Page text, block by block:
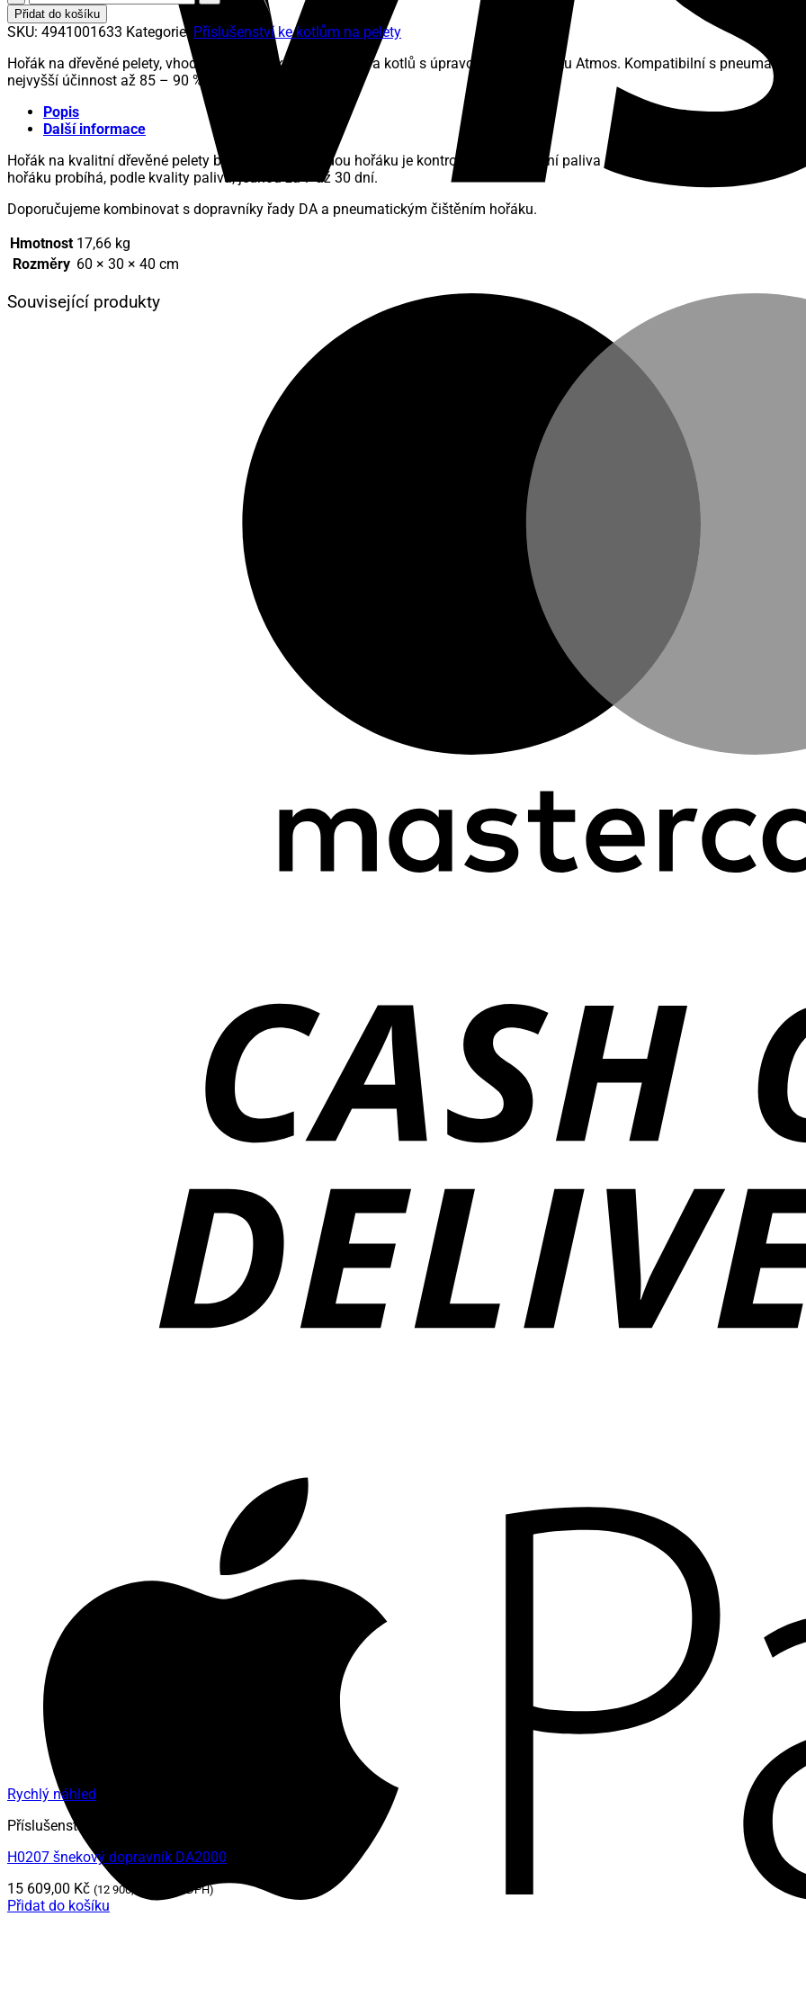
Hořák
na
ATMOS
A25
Přidat do košíku
SKU: 4941001633 Kategorie: Příslušenství ke kotlům na pelety
Hořák na dřevěné pelety, vhodný do všech kotlů na pelety a kotlů s úpravou ze sortimentu Atmos. Kompatibilní s
nejvyšší účinnost až 85 – 90 %.
Popis
Další informace
Hořák na kvalitní dřevěné pelety bez příměsí. Výhodou hořáku je kontrolované dohoření paliva po natopení objektu, plná
hořáku probíhá, podle kvality paliva, jednou za 7 až 30 dní.
Doporučujeme kombinovat s dopravníky řady DA a pneumatickým čištěním hořáku.
Hmotnost 17,66 kg
Rozměry 60 × 30 × 40 cm
Související produkty
Rychlý náhled
Příslušenství ke kotlům na pelety
H0207 šnekový dopravník DA2000
15 609,00 Kč (12 900,00 bez DPH)
Přidat do košíku